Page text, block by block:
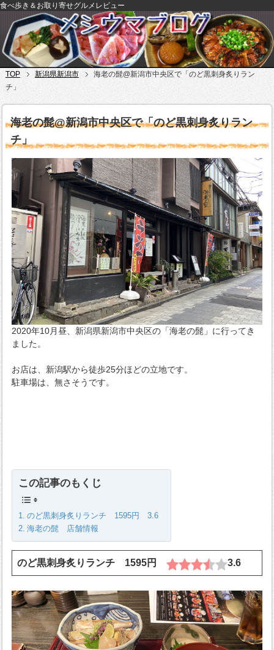
食べ歩き＆お取り寄せグルメレビュー
TOP 新潟県新潟市
海老の髭@新潟市中央区で「のど黒刺身炙りラン
チ」
海老の髭@新潟市中央区で「のど黒刺身炙りラン
チ」
2020年10月昼、新潟県新潟市中央区の「海老の髭」に行ってき
ました。
お店は、新潟駅から徒歩25分ほどの立地です。
駐車場は、無さそうです。
この記事のもくじ
のど黒刺身炙りランチ 1595円 3.6
海老の髭 店舗情報
のど黒刺身炙りランチ 1595円 3.6